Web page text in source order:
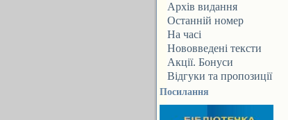
ДИВОСЛОВА
Архів видання
Останній номер
На часі
Нововведені тексти
Акції. Бонуси
Відгуки та пропозиції
Посилання